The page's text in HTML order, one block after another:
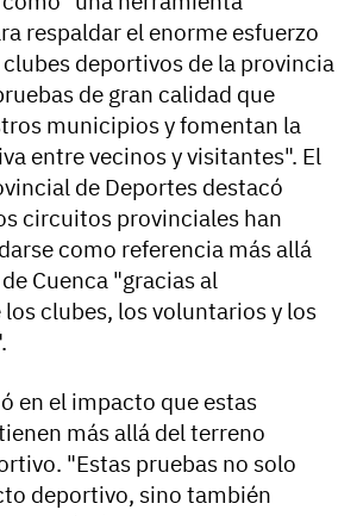
respaldar el enorme esfuerzo
deportivos de la provincia
de gran calidad que
municipios y fomentan la
entre vecinos y visitantes". El
de Deportes destacó
circuitos provinciales han
como referencia más allá
Cuenca "gracias al
clubes, los voluntarios y los
en el impacto que estas
más allá del terreno
"Estas pruebas no solo
deportivo, sino también